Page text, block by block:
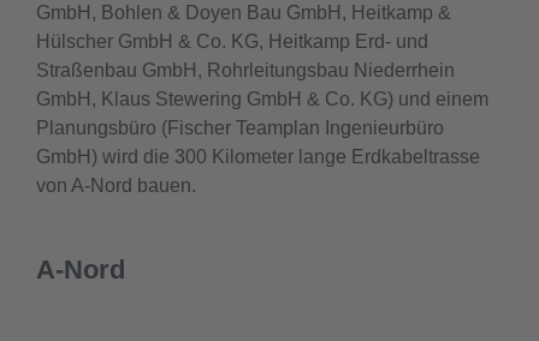
GmbH, Bohlen & Doyen Bau GmbH, Heitkamp &
Hülscher GmbH & Co. KG, Heitkamp Erd- und
Straßenbau GmbH, Rohrleitungsbau Niederrhein
GmbH, Klaus Stewering GmbH & Co. KG) und einem
Planungsbüro (Fischer Teamplan Ingenieurbüro
GmbH) wird die 300 Kilometer lange Erdkabeltrasse
von A-Nord bauen.
A-Nord